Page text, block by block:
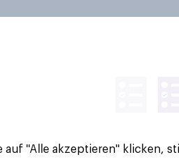
Alle Rechte vorbehalten.
auf "Alle akzeptieren" klicken,